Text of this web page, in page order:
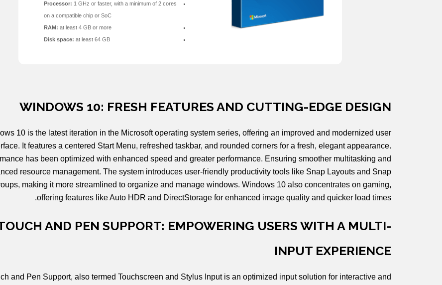
Processor: 1 GHz or faster, with a minimum of 2 cores
on a compatible chip or SoC
RAM: at least 4 GB or more
Disk space: at least 64 GB
WINDOWS 10: FRESH FEATURES AND CUTTING-EDGE DESIGN
10 is the latest iteration in the Microsoft operating system series, offering an improved and modernized user
It features a centered Start Menu, refreshed taskbar, and rounded corners for a fresh, elegant appearance.
has been optimized with enhanced speed and greater performance. Ensuring smoother multitasking and
resource management. The system introduces user-friendly productivity tools like Snap Layouts and Snap
making it more streamlined to organize and manage windows. Windows 10 also concentrates on gaming,
offering features like Auto HDR and DirectStorage for enhanced image quality and quicker load times.
AND PEN SUPPORT: EMPOWERING USERS WITH A MULTI-
INPUT EXPERIENCE
and Pen Support, also termed Touchscreen and Stylus Input is an optimized input solution for interactive and